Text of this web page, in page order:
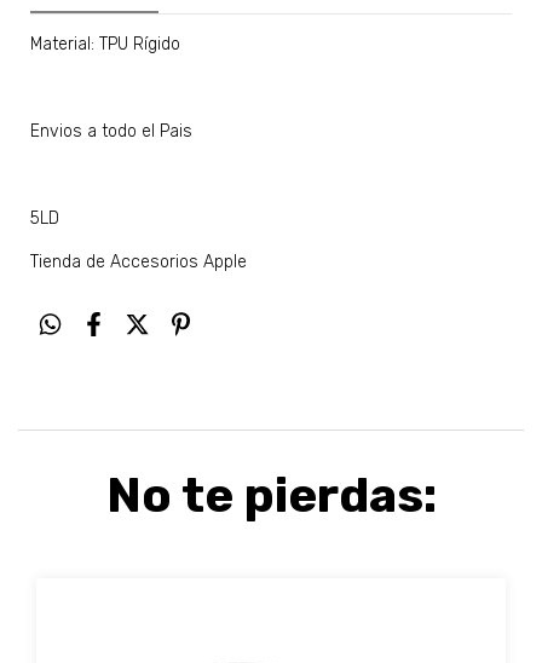
Material: TPU Rígido
Envios a todo el Pais
5LD
Tienda de Accesorios Apple
No te pierdas: